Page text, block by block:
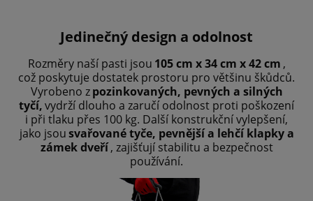
Jedinečný design a odolnost
Rozměry naší pasti jsou 105 cm x 34 cm x 42 cm ,
což poskytuje dostatek prostoru pro většinu škůdců.
Vyrobeno z pozinkovaných, pevných a silných
tyčí,vydrží dlouho a zaručí odolnost proti poškození
i při tlaku přes 100 kg. Další konstrukční vylepšení,
jako jsousvařované tyče, pevnější a lehčí klapky a
zámek dveří , zajišťují stabilitu a bezpečnost
používání.